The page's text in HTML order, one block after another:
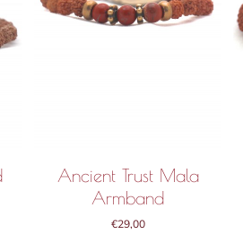
Ancient Trust Mala
Armband
€29,00